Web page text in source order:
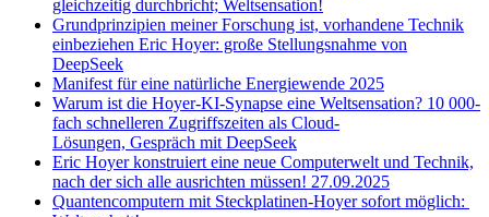
gleichzeitig durchbricht; Weltsensation!
Grundprinzipien meiner Forschung ist, vorhandene Technik
einbeziehen Eric Hoyer: große Stellungsnahme von
DeepSeek
Manifest für eine natürliche Energiewende 2025
Warum ist die Hoyer-KI-Synapse eine Weltsensation? 10 000-
fach schnelleren Zugriffszeiten als Cloud-
Lösungen, Gespräch mit DeepSeek
Eric Hoyer konstruiert eine neue Computerwelt und Technik,
nach der sich alle ausrichten müssen! 27.09.2025
Quantencomputern mit Steckplatinen-Hoyer sofort möglich: